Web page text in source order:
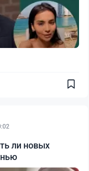
ли новых